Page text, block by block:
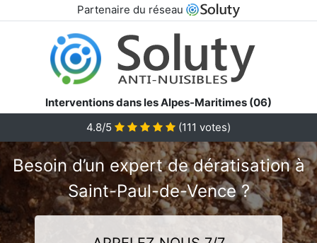
Partenaire du réseau
Interventions dans les Alpes-Maritimes (06)
4.8/5
(111 votes)
Besoin d’un expert de dératisation à
Saint-Paul-de-Vence ?